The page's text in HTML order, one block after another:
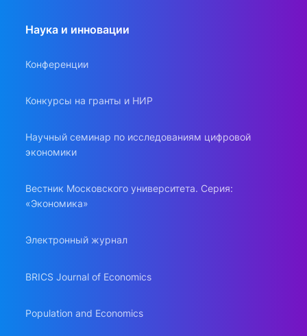
Наука и инновации
Конференции
Конкурсы на гранты и НИР
Научный семинар по исследованиям цифровой
экономики
Вестник Московского университета. Серия:
«Экономика»
Электронный журнал
BRICS Journal of Economics
Population and Economics